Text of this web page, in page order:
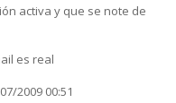
activa y que se note de
es real
2009 00:51